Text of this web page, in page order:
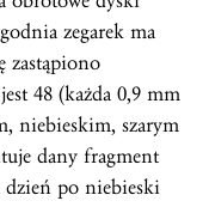
zegarek ma
zastąpiono
48 (każda 0,9 mm
niebieskim, szarym
dany fragment
dzień po niebieski